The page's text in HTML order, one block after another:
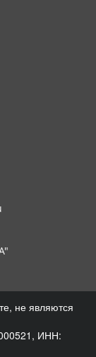
не являются
ИНН: